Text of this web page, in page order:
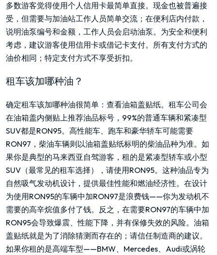
多数游客觉得使用个人信用卡最简单直接。现金也被普遍接
受，但需要与加油站工作人员简单交流；在便利店内付款，
说明油泵编号和金额，工作人员会启动油泵。为安全和便利
考虑，建议游客使用信用卡或借记卡支付。所有支付方式的
油价相同；特定支付方式不享受折扣。
租车该加哪种油？
确定租车该加哪种油很简单：查看油箱盖贴纸。租车公司会
在油箱盖内侧贴上推荐油品标号，99%的普通车辆和紧凑型
SUV都是RON95。高性能车、跑车和豪华轿车可能需要
RON97，柴油车辆则以油箱盖贴纸标明的柴油品种为准。如
果你是典型的马来西亚自驾游客，租的是紧凑型轿车或小型
SUV（最常见的租车选择），请使用RON95。这种油品专为
自然吸气发动机设计，提供最佳性能和燃油经济性。在设计
为使用RON95的车辆中加RON97是浪费钱——你为发动机不
需要的高辛烷值多付了钱。反之，在需要RON97的车辆中加
RON95会导致爆震、性能下降，并有保修失效的风险。油箱
盖贴纸就是为了消除猜测而存在的；请信任制造商的建议。
如果你租的是高端车型——BMW、Mercedes、Audi或涡轮